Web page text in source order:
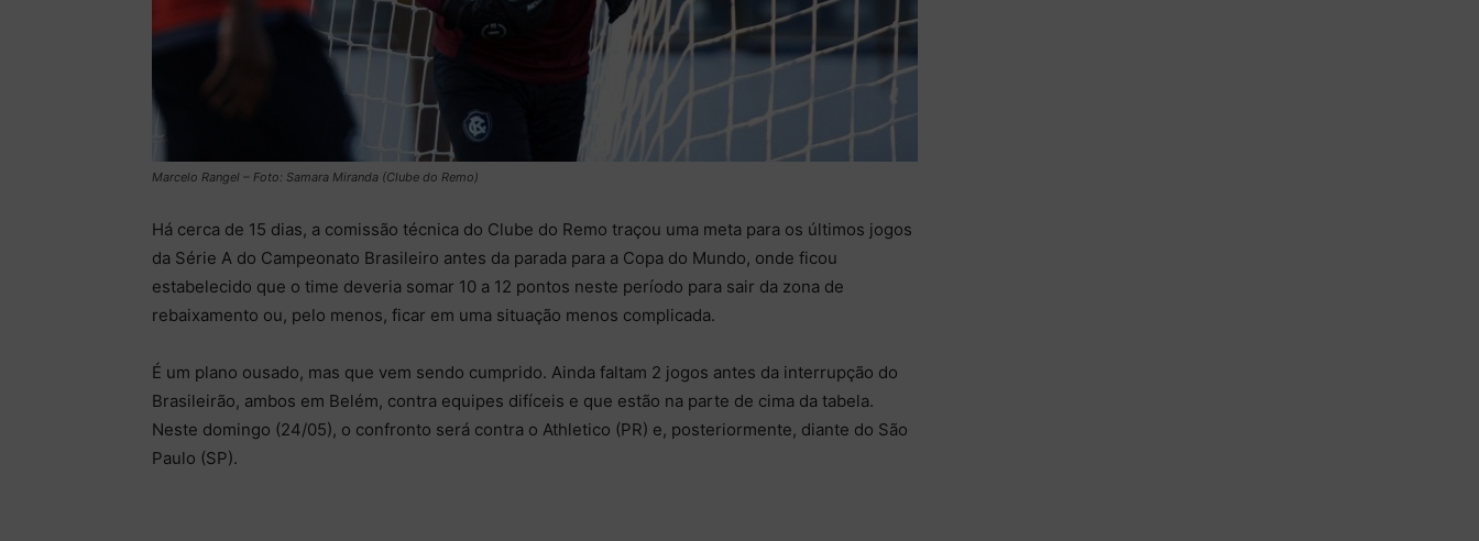
Marcelo Rangel – Foto: Samara Miranda (Clube do Remo)
Há cerca de 15 dias, a comissão técnica do Clube do Remo traçou uma meta para os últimos jogos
da Série A do Campeonato Brasileiro antes da parada para a Copa do Mundo, onde ficou
estabelecido que o time deveria somar 10 a 12 pontos neste período para sair da zona de
rebaixamento ou, pelo menos, ficar em uma situação menos complicada.
É um plano ousado, mas que vem sendo cumprido. Ainda faltam 2 jogos antes da interrupção do
Brasileirão, ambos em Belém, contra equipes difíceis e que estão na parte de cima da tabela.
Neste domingo (24/05), o confronto será contra o Athletico (PR) e, posteriormente, diante do São
Paulo (SP).